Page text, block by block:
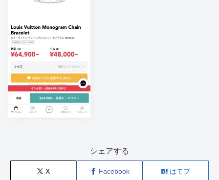
シェアする
X Facebook はてブ